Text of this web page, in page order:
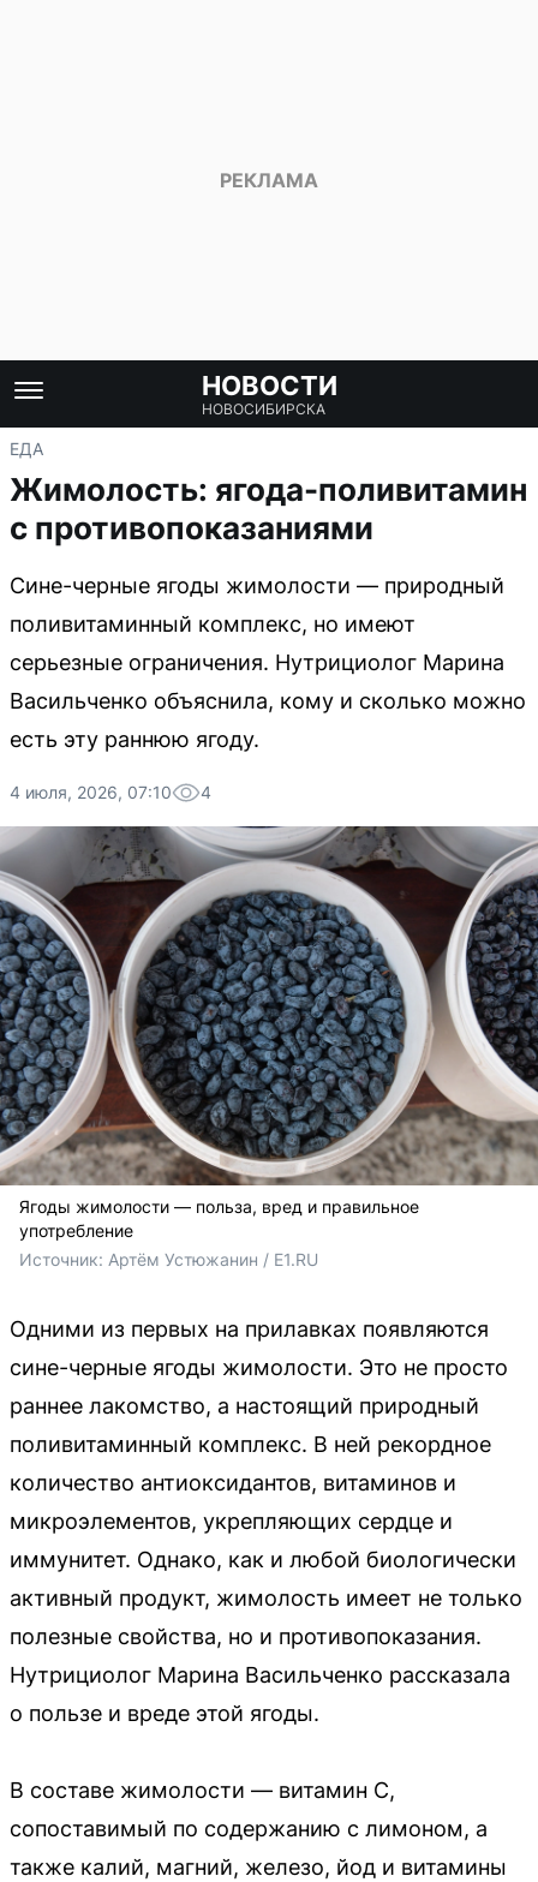
НОВОСТИ
НОВОСИБИРСКА
ЕДА
Жимолость: ягода-поливитамин
с противопоказаниями
Сине-черные ягоды жимолости — природный
поливитаминный комплекс, но имеют
серьезные ограничения. Нутрициолог Марина
Васильченко объяснила, кому и сколько можно
есть эту раннюю ягоду.
4 июля, 2026, 07:10 4
Ягоды жимолости — польза, вред и правильное
употребление
Источник: Артём Устюжанин / E1.RU
Одними из первых на прилавках появляются
сине-черные ягоды жимолости. Это не просто
раннее лакомство, а настоящий природный
поливитаминный комплекс. В ней рекордное
количество антиоксидантов, витаминов и
микроэлементов, укрепляющих сердце и
иммунитет. Однако, как и любой биологически
активный продукт, жимолость имеет не только
полезные свойства, но и противопоказания.
Нутрициолог Марина Васильченко рассказала
о пользе и вреде этой ягоды.
В составе жимолости — витамин С,
сопоставимый по содержанию с лимоном, а
также калий, магний, железо, йод и витамины